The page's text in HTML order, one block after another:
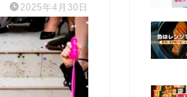
2025年4月30日